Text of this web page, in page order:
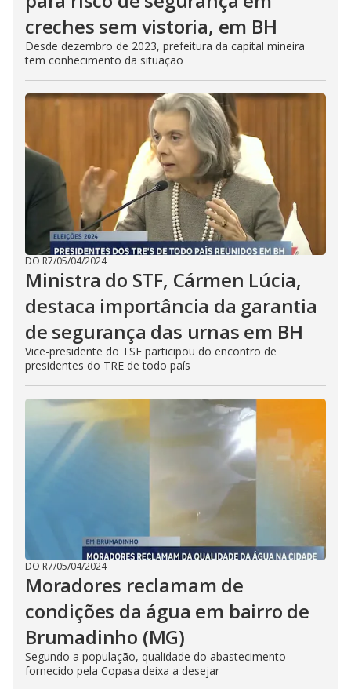
creches sem vistoria, em BH
Desde dezembro de 2023, prefeitura da capital mineira
tem conhecimento da situação
DO R7/05/04/2024
Ministra do STF, Cármen Lúcia,
destaca importância da garantia
de segurança das urnas em BH
Vice-presidente do TSE participou do encontro de
presidentes do TRE de todo país
DO R7/05/04/2024
Moradores reclamam de
condições da água em bairro de
Brumadinho (MG)
Segundo a população, qualidade do abastecimento
fornecido pela Copasa deixa a desejar